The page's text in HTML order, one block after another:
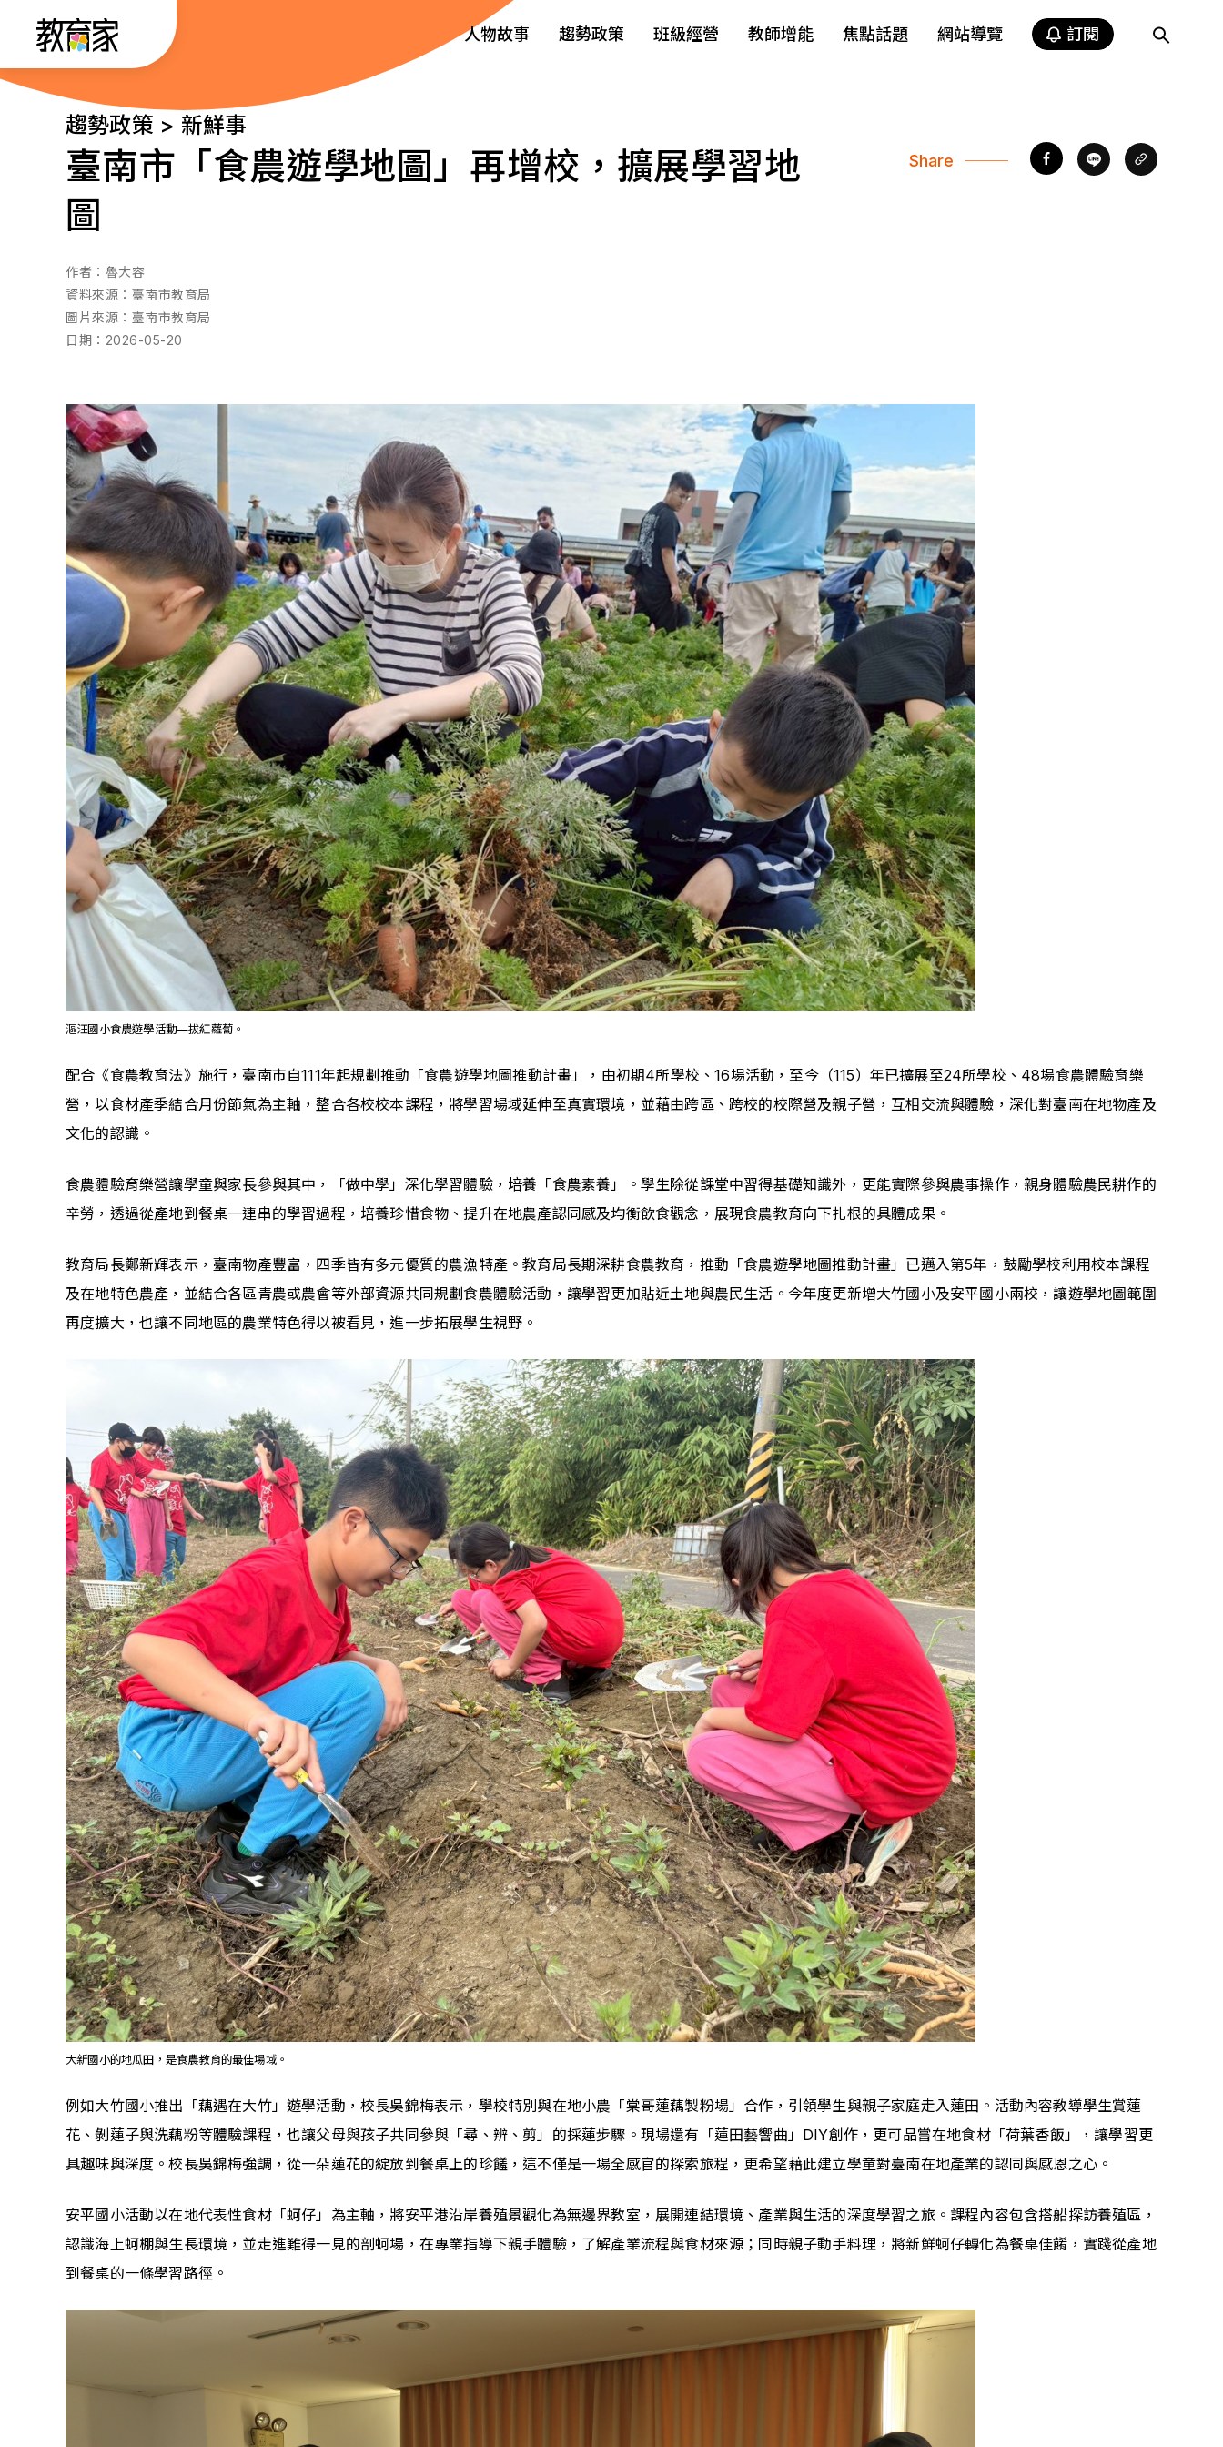
主
人物故事 趨勢政策 班級經營 教師增能 焦點話題 網站導覽 訂閱
趨勢政策 > 新鮮事
臺南市「食農遊學地圖」再增校，擴展學習地
圖
Share
作者： 魯大容
資料來源： 臺南市教育局
圖片來源： 臺南市教育局
日期： 2026-05-20
漚汪國小食農遊學活動—拔紅蘿蔔。
配合《食農教育法》施行，臺南市自111年起規劃推動「食農遊學地圖推動計畫」，由初期4所學校、16場活動，至今（115）年已擴展至24所學校、48場食農體驗育樂
營，以食材產季結合月份節氣為主軸，整合各校校本課程，將學習場域延伸至真實環境，並藉由跨區、跨校的校際營及親子營，互相交流與體驗，深化對臺南在地物產及
文化的認識。
食農體驗育樂營讓學童與家長參與其中，「做中學」深化學習體驗，培養「食農素養」。學生除從課堂中習得基礎知識外，更能實際參與農事操作，親身體驗農民耕作的
辛勞，透過從產地到餐桌一連串的學習過程，培養珍惜食物、提升在地農產認同感及均衡飲食觀念，展現食農教育向下扎根的具體成果。
教育局長鄭新輝表示，臺南物產豐富，四季皆有多元優質的農漁特產。教育局長期深耕食農教育，推動「食農遊學地圖推動計畫」已邁入第5年，鼓勵學校利用校本課程
及在地特色農產，並結合各區青農或農會等外部資源共同規劃食農體驗活動，讓學習更加貼近土地與農民生活。今年度更新增大竹國小及安平國小兩校，讓遊學地圖範圍
再度擴大，也讓不同地區的農業特色得以被看見，進一步拓展學生視野。
大新國小的地瓜田，是食農教育的最佳場域。
例如大竹國小推出「藕遇在大竹」遊學活動，校長吳錦梅表示，學校特別與在地小農「棠哥蓮藕製粉場」合作，引領學生與親子家庭走入蓮田。活動內容教導學生賞蓮
花、剝蓮子與洗藕粉等體驗課程，也讓父母與孩子共同參與「尋、辨、剪」的採蓮步驟。現場還有「蓮田藝響曲」DIY創作，更可品嘗在地食材「荷葉香飯」，讓學習更
具趣味與深度。校長吳錦梅強調，從一朵蓮花的綻放到餐桌上的珍饈，這不僅是一場全感官的探索旅程，更希望藉此建立學童對臺南在地產業的認同與感恩之心。
安平國小活動以在地代表性食材「蚵仔」為主軸，將安平港沿岸養殖景觀化為無邊界教室，展開連結環境、產業與生活的深度學習之旅。課程內容包含搭船探訪養殖區，
認識海上蚵棚與生長環境，並走進難得一見的剖蚵場，在專業指導下親手體驗，了解產業流程與食材來源；同時親子動手料理，將新鮮蚵仔轉化為餐桌佳餚，實踐從產地
到餐桌的一條學習路徑。